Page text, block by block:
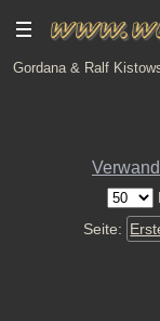
Gordana & Ralf
Seite: